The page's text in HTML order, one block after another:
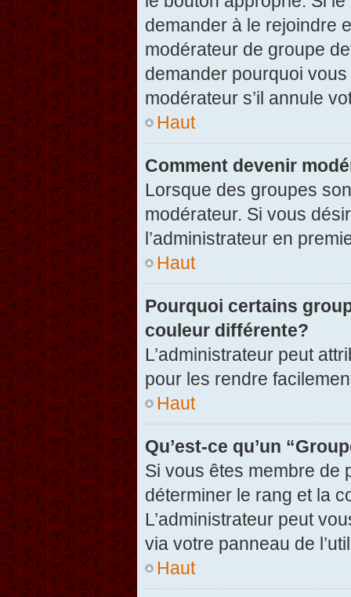
demander à le rejoindre
modérateur de groupe
demander pourquoi
modérateur s’il annule
Haut
Comment devenir
Lorsque des groupes
modérateur. Si vous
l’administrateur en
Haut
Pourquoi certains
couleur différente?
L’administrateur peut
pour les rendre
Haut
Qu’est-ce qu’un
Si vous êtes membre de
déterminer le rang et la
L’administrateur peut
via votre panneau de
Haut